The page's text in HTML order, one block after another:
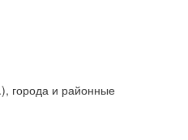
города и районные